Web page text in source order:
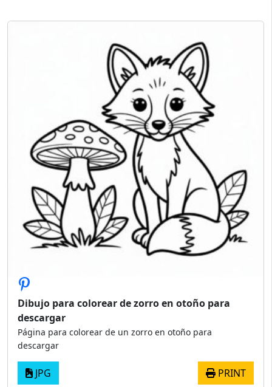
Dibujo para colorear de zorro en otoño para
descargar
Página para colorear de un zorro en otoño para
descargar
JPG PRINT